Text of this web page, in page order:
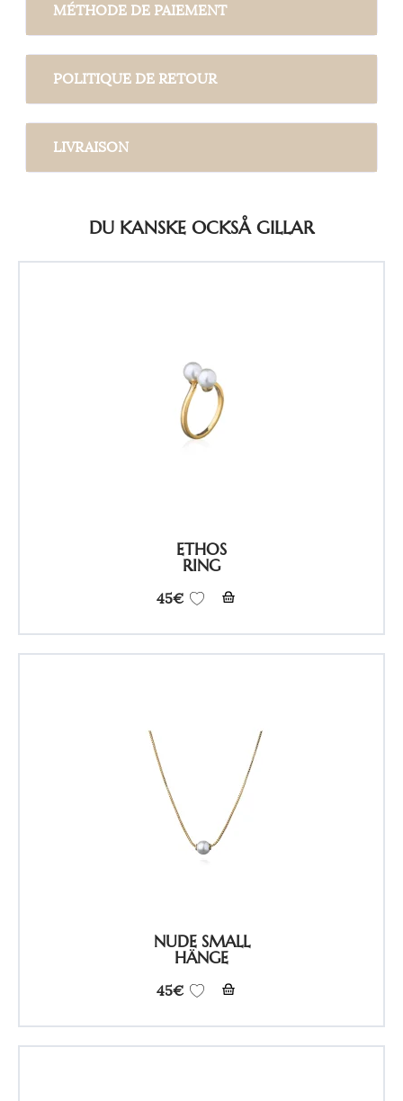
MÉTHODE DE PAIEMENT
POLITIQUE DE RETOUR
LIVRAISON
DU KANSKE OCKSÅ GILLAR
ETHOS
RING
45€
NUDE SMALL
HÄNGE
45€